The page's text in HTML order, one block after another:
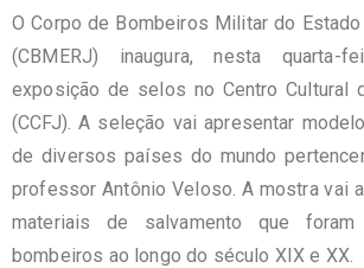
O Corpo de Bombeiros Militar do
(CBMERJ) inaugura, nesta quarta-
exposição de selos no Centro Cultural
(CCFJ). A seleção vai apresentar
de diversos países do mundo
professor Antônio Veloso. A mostra vai
materiais de salvamento que
bombeiros ao longo do século XIX e XX.